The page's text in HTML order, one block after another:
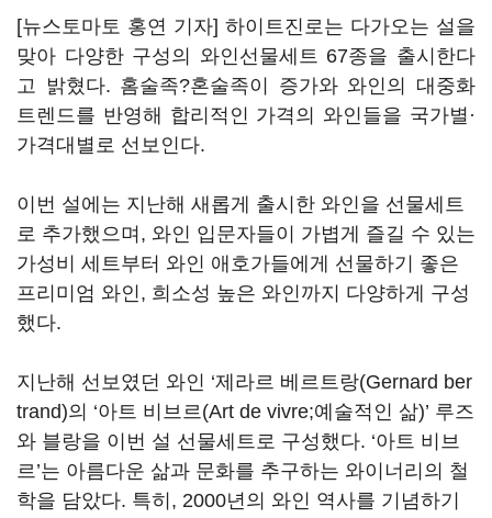
[뉴스토마토 홍연 기자] 하이트진로는 다가오는 설을
맞아 다양한 구성의 와인선물세트 67종을 출시한다
고 밝혔다. 홈술족?혼술족이 증가와 와인의 대중화
트렌드를 반영해 합리적인 가격의 와인들을 국가별·
가격대별로 선보인다.
이번 설에는 지난해 새롭게 출시한 와인을 선물세트
로 추가했으며, 와인 입문자들이 가볍게 즐길 수 있는
가성비 세트부터 와인 애호가들에게 선물하기 좋은
프리미엄 와인, 희소성 높은 와인까지 다양하게 구성
했다.
지난해 선보였던 와인 ‘제라르 베르트랑(Gernard ber
trand)의 ‘아트 비브르(Art de vivre;예술적인 삶)’ 루즈
와 블랑을 이번 설 선물세트로 구성했다. ‘아트 비브
르’는 아름다운 삶과 문화를 추구하는 와이너리의 철
학을 담았다. 특히, 2000년의 와인 역사를 기념하기